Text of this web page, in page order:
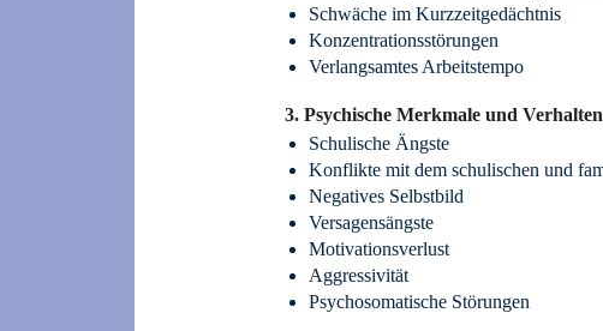
Schwäche im Kurzzeitgedächtnis
Konzentrationsstörungen
Verlangsamtes Arbeitstempo
3. Psychische Merkmale und
Schulische Ängste
Konflikte mit dem schulischen und
Negatives Selbstbild
Versagensängste
Motivationsverlust
Aggressivität
Psychosomatische Störungen